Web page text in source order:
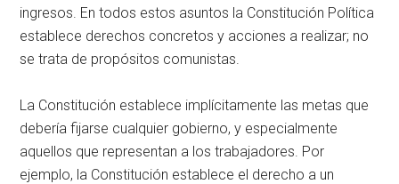
ingresos. En todos estos asuntos la Constitución Política
establece derechos concretos y acciones a realizar; no
se trata de propósitos comunistas.
La Constitución establece implícitamente las metas que
debería fijarse cualquier gobierno, y especialmente
aquellos que representan a los trabajadores. Por
ejemplo, la Constitución establece el derecho a un